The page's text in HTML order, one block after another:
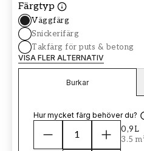
Färgtyp
Väggfärg
Snickerifärg
Takfärg för puts & betong
VISA FLER ALTERNATIV
Burkar
Hur mycket färg behöver du?
0,9L
3.5